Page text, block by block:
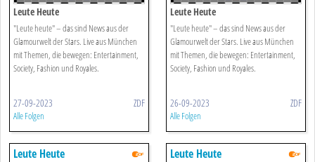
Leute Heute
"Leute heute" – das sind News aus der
Glamourwelt der Stars. Live aus München
mit Themen, die bewegen: Entertainment,
Society, Fashion und Royales.
27-09-2023 ZDF
Alle Folgen
Leute Heute
"Leute heute" – das sind News aus der
Glamourwelt der Stars. Live aus München
mit Themen, die bewegen: Entertainment,
Society, Fashion und Royales.
26-09-2023 ZDF
Alle Folgen
Leute Heute Leute Heute